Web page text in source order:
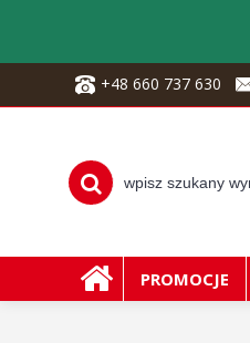
+48 660 737 630
PROMOCJE